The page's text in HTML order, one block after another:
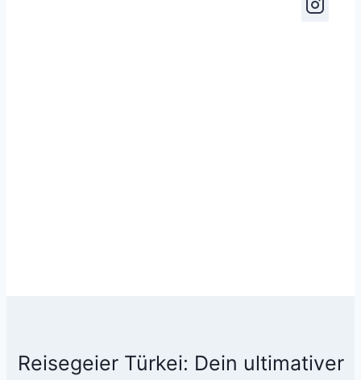
Reisegeier Türkei: Dein ultimativer